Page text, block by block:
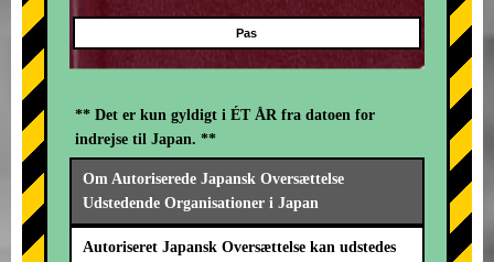
Pas
** Det er kun gyldigt i ÉT ÅR fra datoen for
indrejse til Japan. **
Om Autoriserede Japansk Oversættelse
Udstedende Organisationer i Japan
Autoriseret Japansk Oversættelse kan udstedes